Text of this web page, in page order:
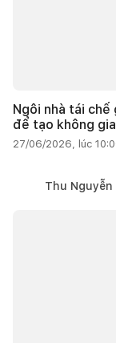
Ngôi nhà tái
để tạo không
27/06/2026, lúc
Thu Nguyễn